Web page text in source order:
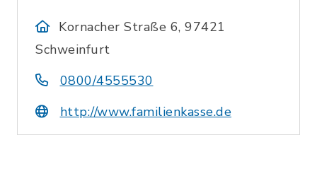
Kornacher Straße 6, 97421
Schweinfurt
0800/4555530
http://www.familienkasse.de